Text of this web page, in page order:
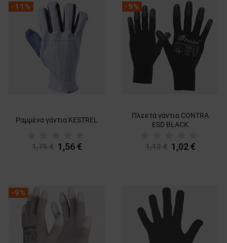
-11%
Ραμμένα γάντια KESTREL
1,75 € 1,56 €
-9%
Πλεκτά γάντια CONTRA
ESD BLACK
1,12 € 1,02 €
-9%